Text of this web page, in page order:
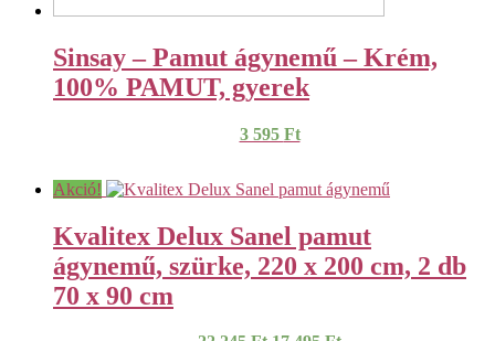
Sinsay – Pamut ágynemű – Krém,
100% PAMUT, gyerek
3 595 Ft
Akció!
Kvalitex Delux Sanel pamut
ágynemű, szürke, 220 x 200 cm, 2 db
70 x 90 cm